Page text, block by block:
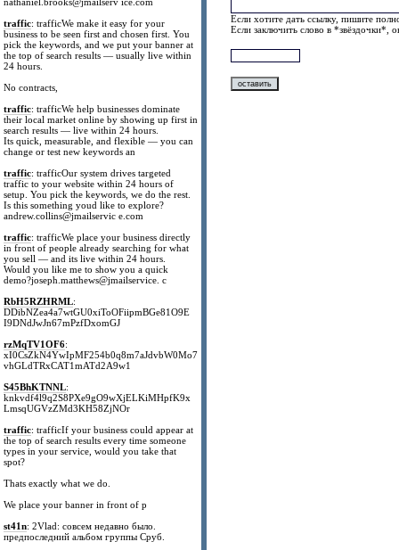
traffic: trafficWe make it easy for your
business to be seen first and chosen first. You
pick the keywords, and we put your banner at
the top of search results — usually live within
24 hours.
No contracts,
traffic: trafficWe help businesses dominate
their local market online by showing up first in
search results — live within 24 hours.
Its quick, measurable, and flexible — you can
change or test new keywords an
traffic: trafficOur system drives targeted
traffic to your website within 24 hours of
setup. You pick the keywords, we do the rest.
Is this something youd like to explore?
andrew.collins@jmailservic e.com
traffic: trafficWe place your business directly
in front of people already searching for what
you sell — and its live within 24 hours.
Would you like me to show you a quick
demo?joseph.matthews@jmailservice. c
RbH5RZHRML:
DDibNZea4a7wtGU0xiToOFiipmBGe81O9E
I9DNdJwJn67mPzfDxomGJ
rzMqTV1OF6:
xI0CsZkN4YwIpMF254b0q8m7aJdvbW0Mo7
vhGLdTRxCAT1mATd2A9w1
S45BhKTNNL:
knkvdf4l9q2S8PXe9gO9wXjELKiMHpfK9x
LmsqUGVzZMd3KH58ZjNOr
traffic: trafficIf your business could appear at
the top of search results every time someone
types in your service, would you take that
spot?
Thats exactly what we do.
We place your banner in front of p
st41n: 2Vlad: совсем недавно было.
предпоследний альбом группы Сруб.
Если хотите дать ссылку, пишите
Если заключить слово в *звёздочки*,